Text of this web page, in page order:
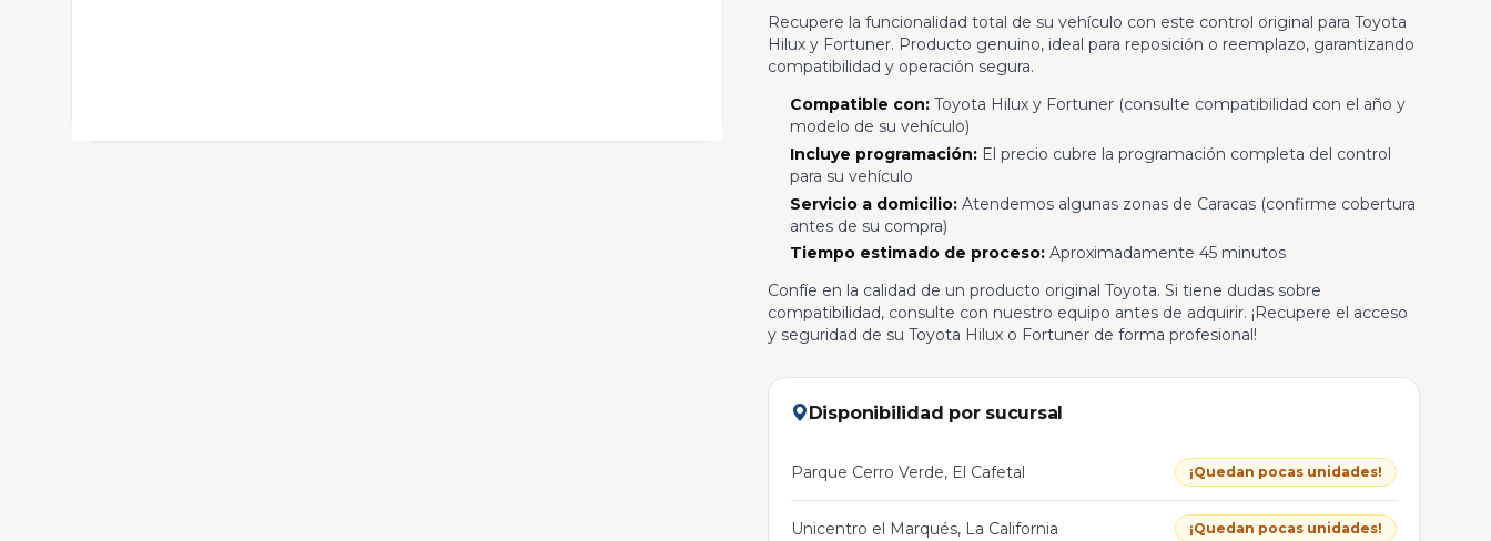
Recupere la funcionalidad total de su vehículo con este control original para Toyota
Hilux y Fortuner. Producto genuino, ideal para reposición o reemplazo, garantizando
compatibilidad y operación segura.
Compatible con:Toyota Hilux y Fortuner (consulte compatibilidad con el año y
modelo de su vehículo)
Incluye programación:El precio cubre la programación completa del control
para su vehículo
Servicio a domicilio:Atendemos algunas zonas de Caracas (confirme cobertura
antes de su compra)
Tiempo estimado de proceso:Aproximadamente 45 minutos
Confíe en la calidad de un producto original Toyota. Si tiene dudas sobre
compatibilidad, consulte con nuestro equipo antes de adquirir. ¡Recupere el acceso
y seguridad de su Toyota Hilux o Fortuner de forma profesional!
Disponibilidad por sucursal
Parque Cerro Verde, El Cafetal ¡Quedan pocas unidades!
Unicentro el Marqués, La California ¡Quedan pocas unidades!